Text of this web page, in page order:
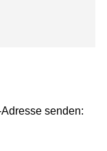
senden: